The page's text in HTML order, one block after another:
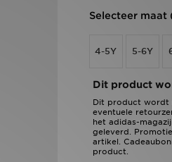
Selecteer
4-5Y 5-6Y
Dit product
Dit product wordt
eventuele
het adidas-
geleverd.
artikel.
product.